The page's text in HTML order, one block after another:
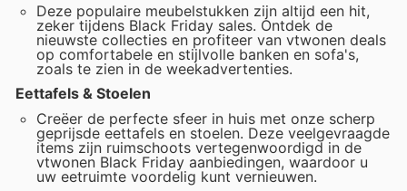
Deze populaire meubelstukken zijn altijd een hit,
zeker tijdens Black Friday sales. Ontdek de
nieuwste collecties en profiteer van vtwonen deals
op comfortabele en stijlvolle banken en sofa's,
zoals te zien in de weekadvertenties.
Eettafels & Stoelen
Creëer de perfecte sfeer in huis met onze scherp
geprijsde eettafels en stoelen. Deze veelgevraagde
items zijn ruimschoots vertegenwoordigd in de
vtwonen Black Friday aanbiedingen, waardoor u
uw eetruimte voordelig kunt vernieuwen.